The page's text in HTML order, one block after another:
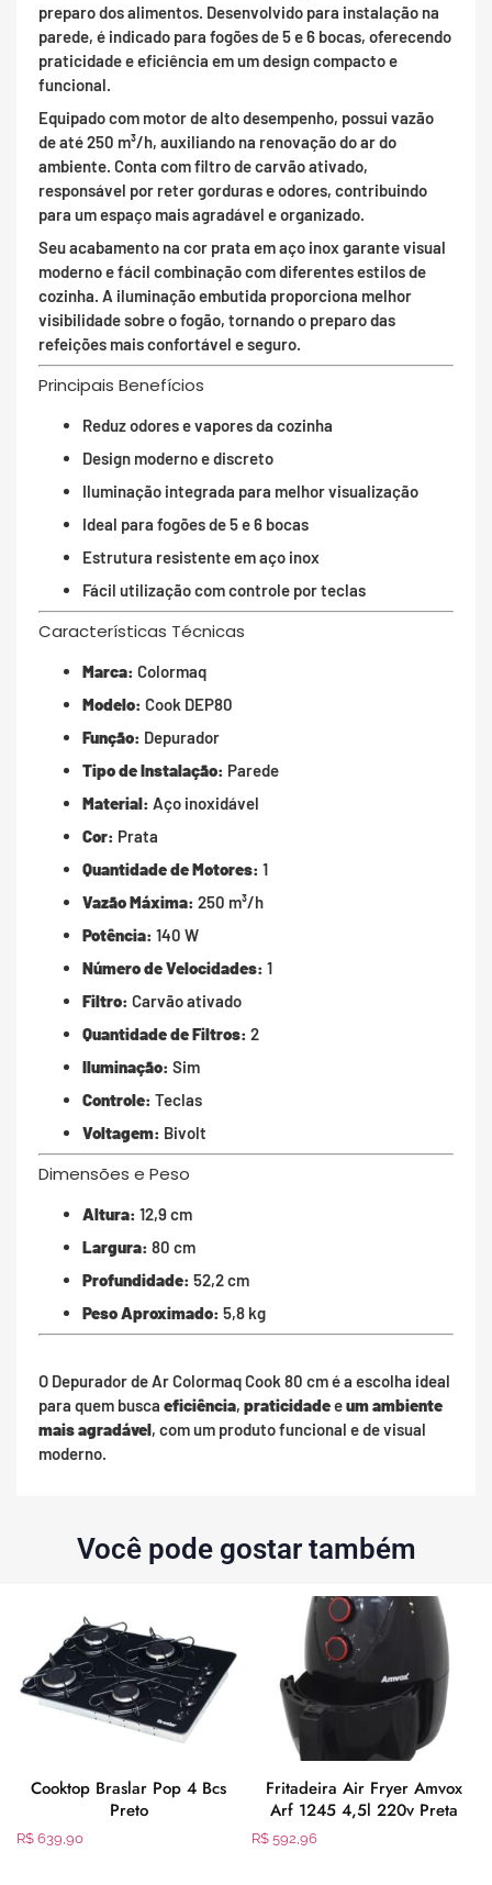
preparo dos alimentos. Desenvolvido para instalação na
parede, é indicado para fogões de 5 e 6 bocas, oferecendo
praticidade e eficiência em um design compacto e
funcional.
Equipado com motor de alto desempenho, possui vazão
de até 250 m³/h, auxiliando na renovação do ar do
ambiente. Conta com filtro de carvão ativado,
responsável por reter gorduras e odores, contribuindo
para um espaço mais agradável e organizado.
Seu acabamento na cor prata em aço inox garante visual
moderno e fácil combinação com diferentes estilos de
cozinha. A iluminação embutida proporciona melhor
visibilidade sobre o fogão, tornando o preparo das
refeições mais confortável e seguro.
Principais Benefícios
Reduz odores e vapores da cozinha
Design moderno e discreto
Iluminação integrada para melhor visualização
Ideal para fogões de 5 e 6 bocas
Estrutura resistente em aço inox
Fácil utilização com controle por teclas
Características Técnicas
Marca: Colormaq
Modelo: Cook DEP80
Função: Depurador
Tipo de Instalação: Parede
Material: Aço inoxidável
Cor: Prata
Quantidade de Motores: 1
Vazão Máxima: 250 m³/h
Potência: 140 W
Número de Velocidades: 1
Filtro: Carvão ativado
Quantidade de Filtros: 2
Iluminação: Sim
Controle: Teclas
Voltagem: Bivolt
Dimensões e Peso
Altura: 12,9 cm
Largura: 80 cm
Profundidade: 52,2 cm
Peso Aproximado: 5,8 kg
O Depurador de Ar Colormaq Cook 80 cm é a escolha ideal
para quem busca eficiência, praticidadeeum ambiente
mais agradável, com um produto funcional e de visual
moderno.
Você pode gostar também
Cooktop Braslar Pop 4 Bcs
Preto
R$ 639,90
Fritadeira Air Fryer Amvox
Arf 1245 4,5l 220v Preta
R$ 592,96